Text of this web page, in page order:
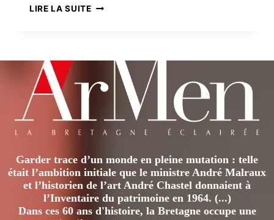
LIRE LA SUITEUN
Garder trace d’un monde en pleine mutation : telle
était l’ambition initiale que le ministre André Malraux
et l’historien de l’art André Chastel donnaient à
l’Inventaire du patrimoine en 1964. (...)
Dans ces 60 ans d'histoire, la Bretagne occupe une